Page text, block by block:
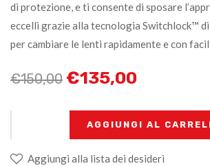
di protezione, e ti consente di sposare
eccelli grazie alla tecnologia Switchlock™
per cambiare le lenti rapidamente e con
€150,00 €135,00
AGGIUNGI AL
Aggiungi alla lista dei desideri